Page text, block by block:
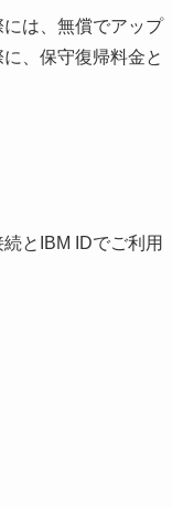
は、無償でアップ
、保守復帰料金と
とIBM IDでご利用